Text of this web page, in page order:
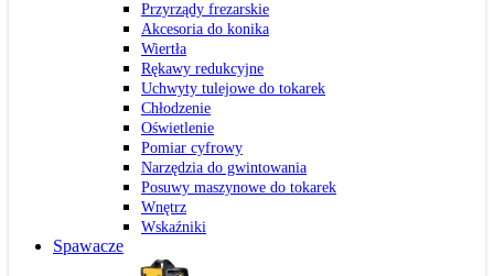
Przyrządy frezarskie
Akcesoria do konika
Wiertła
Rękawy redukcyjne
Uchwyty tulejowe do tokarek
Chłodzenie
Oświetlenie
Pomiar cyfrowy
Narzędzia do gwintowania
Posuwy maszynowe do tokarek
Wnętrz
Wskaźniki
Spawacze